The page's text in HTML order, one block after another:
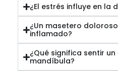
¿El estrés influye en la
¿Un masetero
inflamado?
¿Qué significa sentir
mandíbula?